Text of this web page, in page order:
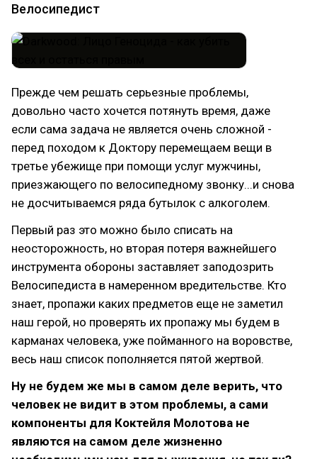
Велосипедист
Прежде чем решать серьезные проблемы,
довольно часто хочется потянуть время, даже
если сама задача не является очень сложной -
перед походом к Доктору перемещаем вещи в
третье убежище при помощи услуг мужчины,
приезжающего по велосипедному звонку...и снова
не досчитываемся ряда бутылок с алкоголем.
Первый раз это можно было списать на
неосторожность, но вторая потеря важнейшего
инструмента обороны заставляет заподозрить
Велосипедиста в намеренном вредительстве. Кто
знает, пропажи каких предметов еще не заметил
наш герой, но проверять их пропажу мы будем в
карманах человека, уже пойманного на воровстве,
весь наш список пополняется пятой жертвой.
Ну не будем же мы в самом деле верить, что
человек не видит в этом проблемы, а сами
компоненты для Коктейля Молотова не
являются на самом деле жизненно